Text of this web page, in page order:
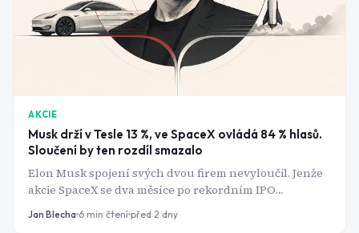
AKCIE
Musk drží v Tesle 13 %, ve SpaceX ovládá 84 % hlasů.
Sloučení by ten rozdíl smazalo
Elon Musk spojení svých dvou firem nevyloučil. Jenže
akcie SpaceX se dva měsíce po rekordním IPO
obchodují hluboko pod upisovací cenou a to mění
celou vyjednávací pozici.
Jan Blecha 6 min čtení před 2 dny